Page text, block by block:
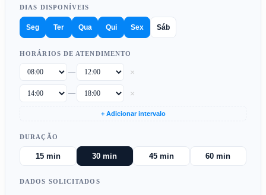
DIAS DISPONÍVEIS
Seg Ter Qua Qui Sex Sáb
HORÁRIOS DE ATENDIMENTO
— ×
— ×
+ Adicionar intervalo
DURAÇÃO
15 min 30 min 45 min 60 min
DADOS SOLICITADOS